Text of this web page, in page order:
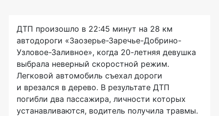
ДТП произошло в 22:45 минут на 28 км
автодороги «Заозерье-Заречье-Добрино-
Узловое-Заливное», когда 20-летняя девушка
выбрала неверный скоростной режим.
Легковой автомобиль съехал дороги
и врезался в дерево. В результате ДТП
погибли два пассажира, личности которых
устанавливаются, водитель получила травмы.